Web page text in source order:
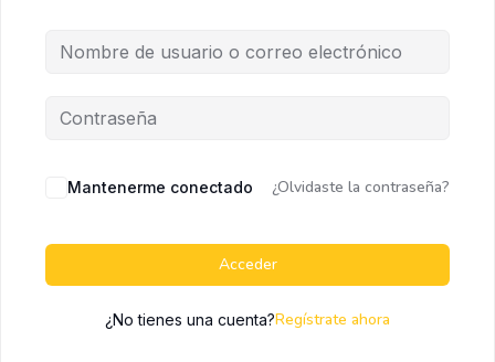
Mantenerme conectado ¿Olvidaste la contraseña?
Acceder
¿No tienes una cuenta?Regístrate ahora